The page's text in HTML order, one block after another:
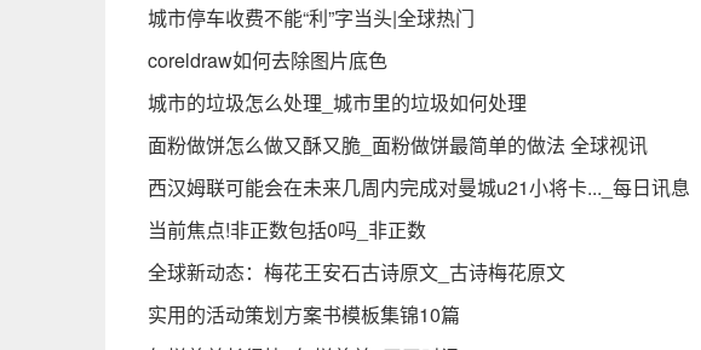
城市停车收费不能“利”字当头|全球热门
coreldraw如何去除图片底色
城市的垃圾怎么处理_城市里的垃圾如何处理
面粉做饼怎么做又酥又脆_面粉做饼最简单的做法 全球视讯
西汉姆联可能会在未来几周内完成对曼城u21小将卡..._每日讯息
当前焦点!非正数包括0吗_非正数
全球新动态：梅花王安石古诗原文_古诗梅花原文
实用的活动策划方案书模板集锦10篇